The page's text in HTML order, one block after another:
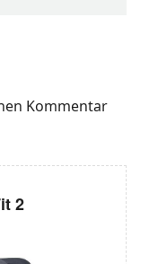
Kommentar
2